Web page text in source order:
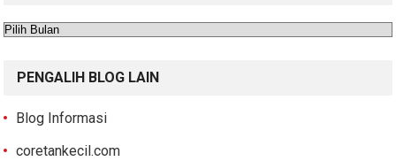
Arsip
PENGALIH BLOG LAIN
Blog Informasi
coretankecil.com